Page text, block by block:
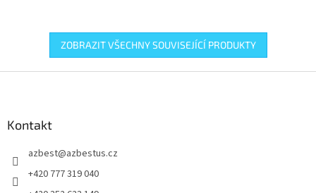
ZOBRAZIT VŠECHNY SOUVISEJÍCÍ PRODUKTY
Kontakt
azbest@azbestus.cz
+420 777 319 040